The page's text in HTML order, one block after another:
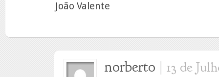
João Valente
norberto | 13 de